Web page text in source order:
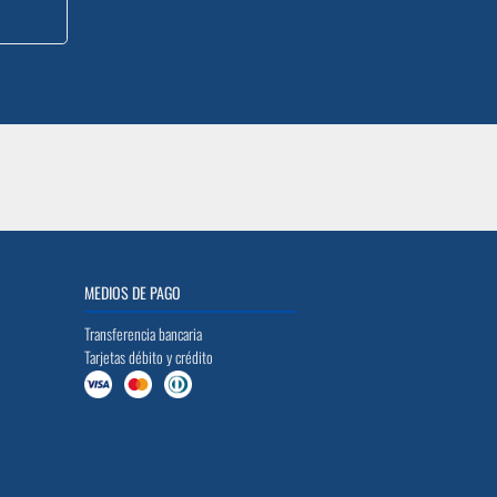
MEDIOS DE PAGO
Transferencia bancaria
Tarjetas débito y crédito